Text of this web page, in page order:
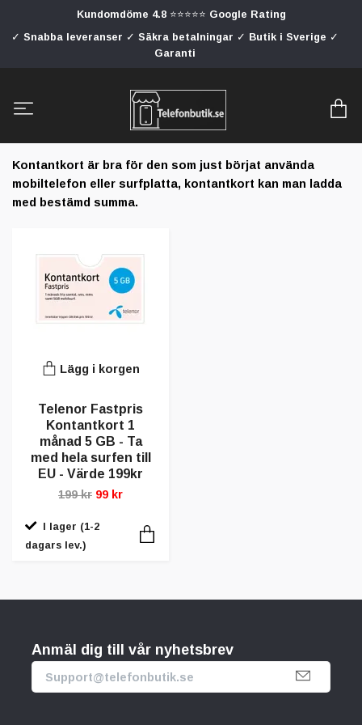
Kundomdöme 4.8 ⭐⭐⭐⭐⭐ Google Rating
✓ Snabba leveranser ✓ Säkra betalningar ✓ Butik i Sverige ✓
Garanti
Kontantkort är bra för den som just börjat använda
mobiltelefon eller surfplatta, kontantkort kan man ladda
med bestämd summa.
Lägg i korgen
Telenor Fastpris
Kontantkort 1
månad 5 GB - Ta
med hela surfen till
EU - Värde 199kr
199 kr 99 kr
I lager (1-2
dagars lev.)
Anmäl dig till vår nyhetsbrev